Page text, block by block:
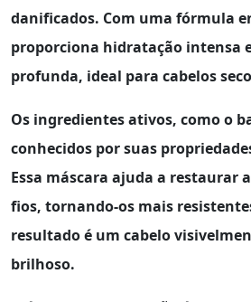
danificados. Com uma fórmula
proporciona hidratação intensa
profunda, ideal para cabelos
Os ingredientes ativos, como o
conhecidos por suas
Essa máscara ajuda a restaurar
fios, tornando-os mais
resultado é um cabelo
brilhoso.